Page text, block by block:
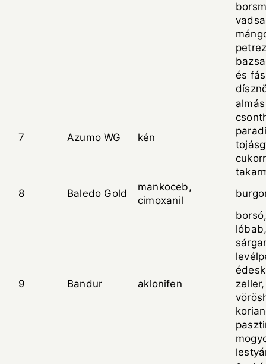
és
7 Azumo WG kén
8
Baledo Gold
mankoceb,
cimoxanil
9 Bandur aklonifen
zeller,